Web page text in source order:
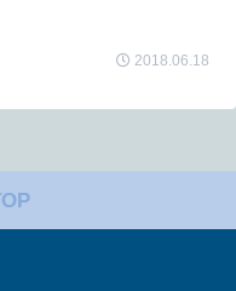
2018.06.18